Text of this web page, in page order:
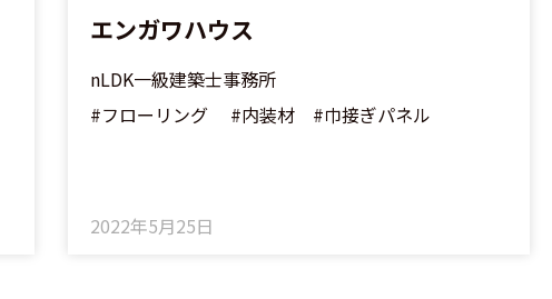
エンガワハウス
nLDK一級建築士事務所
#フローリング #内装材 #巾接ぎパネル
2022年5月25日